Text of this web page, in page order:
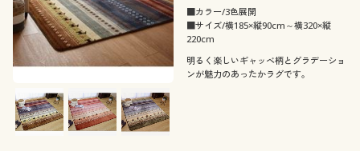
■カラー/3色展開
■サイズ/横185×縦90cm～横320×縦
220cm
明るく楽しいギャッベ柄とグラデーショ
ンが魅力のあったかラグです。